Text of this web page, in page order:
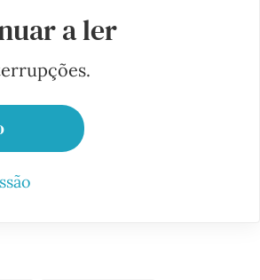
a ler